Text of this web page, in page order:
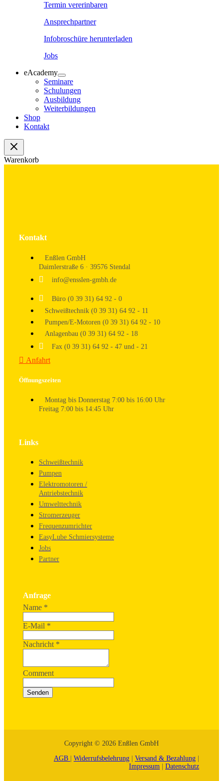
Termin vererinbaren
Ansprechpartner
Infobroschüre herunterladen
Jobs
eAcademy
Seminare
Schulungen
Ausbildung
Weiterbildungen
Shop
Kontakt
Warenkorb
Kontakt
Enßlen GmbH
Daimlerstraße 6 · 39576 Stendal
info@ensslen-gmbh.de
Büro (0 39 31) 64 92 - 0
Schweißtechnik (0 39 31) 64 92 - 11
Pumpen/E-Motoren (0 39 31) 64 92 - 10
Anlagenbau (0 39 31) 64 92 - 18
Fax (0 39 31) 64 92 - 47 und - 21
Anfahrt
Öffnungszeiten
Montag bis Donnerstag 7:00 bis 16:00 Uhr
Freitag 7:00 bis 14:45 Uhr
Links
Schweißtechnik
Pumpen
Elektromotoren /
Antriebstechnik
Umwelttechnik
Stromerzeuger
Frequenzumrichter
EasyLube Schmiersysteme
Jobs
Partner
Anfrage
Name *
E-Mail *
Nachricht *
Comment
Senden
Copyright © 2026 Enßlen GmbH
AGB | Widerrufsbelehrung | Versand & Bezahlung |
Impressum | Datenschutz